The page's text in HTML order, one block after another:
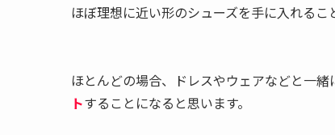
ほぼ理想に近い形のシューズを手に入れるこ
ほとんどの場合、ドレスやウェアなどと一
トすることになると思います。